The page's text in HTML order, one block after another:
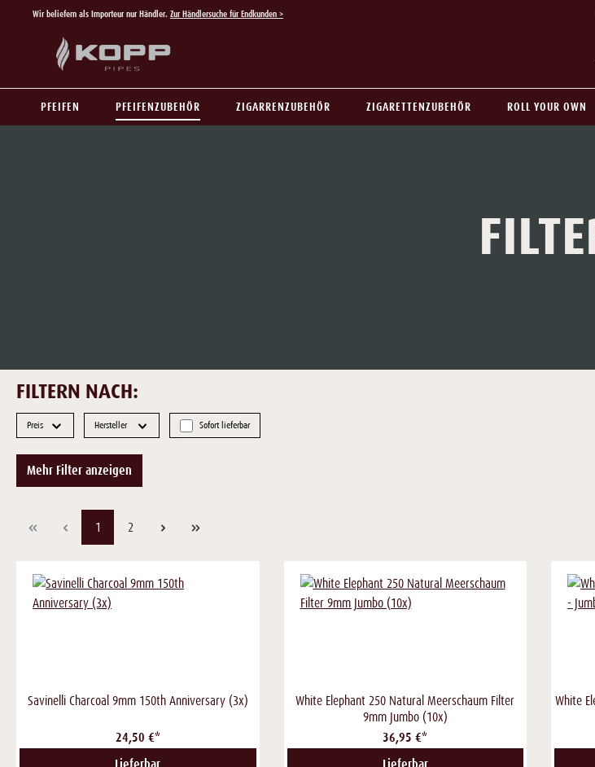
Hauptinhalt springen
Zur Suche springen
Zur Hauptnavigation springen
Wir beliefern als Importeur nur Händler. Zur Händlersuche für Endkunden >
PFEIFEN PFEIFENZUBEHÖR ZIGARRENZUBEHÖR ZIGARETTENZUBEHÖR ROLL YOUR OWN
FILTERN NACH:
Preis Hersteller Sofort lieferbar
Mehr Filter anzeigen
Seite
1 Seite
2
Savinelli Charcoal 9mm 150th Anniversary (3x)
24,50 €*
White Elephant 250 Natural Meerschaum Filter
9mm Jumbo (10x)
36,95 €*
White